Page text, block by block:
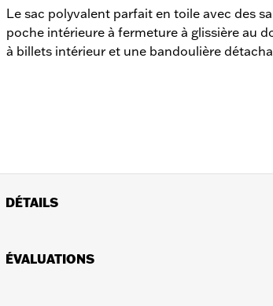
Le sac polyvalent parfait en toile avec des
poche intérieure à fermeture à glissière au
à billets intérieur et une bandoulière
DÉTAILS
Dimension Description:
ÉVALUATIONS